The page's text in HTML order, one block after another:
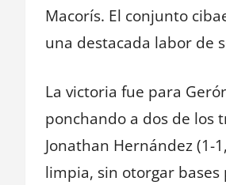
Macorís. El conjunto
una destacada labor de
La victoria fue para
ponchando a dos de los
Jonathan Hernández
limpia, sin otorgar